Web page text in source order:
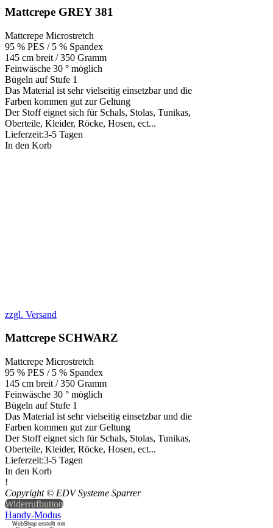
Mattcrepe GREY 381
Mattcrepe Microstretch
95 % PES / 5 % Spandex
145 cm breit / 350 Gramm
Feinwäsche 30 ° möglich
Bügeln auf Stufe 1
Das Material ist sehr vielseitig einsetzbar und die
Farben kommen gut zur Geltung
Der Stoff eignet sich für Schals, Stolas, Tunikas,
Oberteile, Kleider, Röcke, Hosen, ect...
Lieferzeit:3-5 Tagen
In den Korb
zzgl. Versand
Mattcrepe SCHWARZ
Mattcrepe Microstretch
95 % PES / 5 % Spandex
145 cm breit / 350 Gramm
Feinwäsche 30 ° möglich
Bügeln auf Stufe 1
Das Material ist sehr vielseitig einsetzbar und die
Farben kommen gut zur Geltung
Der Stoff eignet sich für Schals, Stolas, Tunikas,
Oberteile, Kleider, Röcke, Hosen, ect...
Lieferzeit:3-5 Tagen
In den Korb
!
Copyright © EDV Systeme Sparrer
Widerrufbutton
Handy-Modus
WebShop erstellt mit